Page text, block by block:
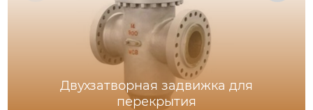
Двухзатворная задвижка для
перекрытия